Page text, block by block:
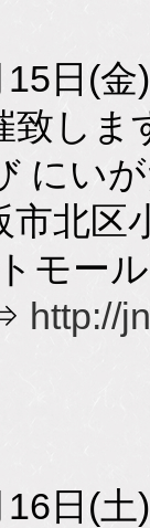
日(金
しま
にい
小
モー
http://
日(土